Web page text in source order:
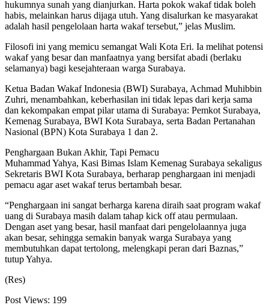
hukumnya sunah yang dianjurkan. Harta pokok wakaf tidak boleh
habis, melainkan harus dijaga utuh. Yang disalurkan ke masyarakat
adalah hasil pengelolaan harta wakaf tersebut,” jelas Muslim.
Filosofi ini yang memicu semangat Wali Kota Eri. Ia melihat potensi
wakaf yang besar dan manfaatnya yang bersifat abadi (berlaku
selamanya) bagi kesejahteraan warga Surabaya.
Ketua Badan Wakaf Indonesia (BWI) Surabaya, Achmad Muhibbin
Zuhri, menambahkan, keberhasilan ini tidak lepas dari kerja sama
dan kekompakan empat pilar utama di Surabaya: Pemkot Surabaya,
Kemenag Surabaya, BWI Kota Surabaya, serta Badan Pertanahan
Nasional (BPN) Kota Surabaya 1 dan 2.
Penghargaan Bukan Akhir, Tapi Pemacu
Muhammad Yahya, Kasi Bimas Islam Kemenag Surabaya sekaligus
Sekretaris BWI Kota Surabaya, berharap penghargaan ini menjadi
pemacu agar aset wakaf terus bertambah besar.
“Penghargaan ini sangat berharga karena diraih saat program wakaf
uang di Surabaya masih dalam tahap kick off atau permulaan.
Dengan aset yang besar, hasil manfaat dari pengelolaannya juga
akan besar, sehingga semakin banyak warga Surabaya yang
membutuhkan dapat tertolong, melengkapi peran dari Baznas,”
tutup Yahya.
(Res)
Post Views: 199